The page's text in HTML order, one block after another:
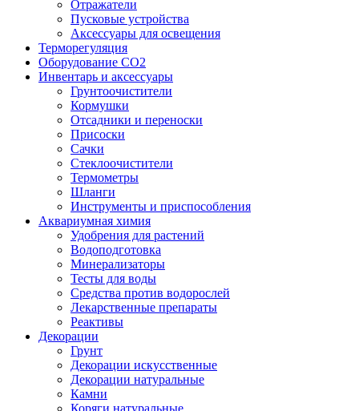
Отражатели
Пусковые устройства
Аксессуары для освещения
Терморегуляция
Оборудование CO2
Инвентарь и аксессуары
Грунтоочистители
Кормушки
Отсадники и переноски
Присоски
Сачки
Стеклоочистители
Термометры
Шланги
Инструменты и приспособления
Аквариумная химия
Удобрения для растений
Водоподготовка
Минерализаторы
Тесты для воды
Средства против водорослей
Лекарственные препараты
Реактивы
Декорации
Грунт
Декорации искусственные
Декорации натуральные
Камни